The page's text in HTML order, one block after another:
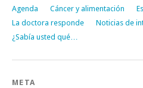
Agenda Cáncer y alimentación
La doctora responde
Noticias de
¿Sabía usted qué…
META